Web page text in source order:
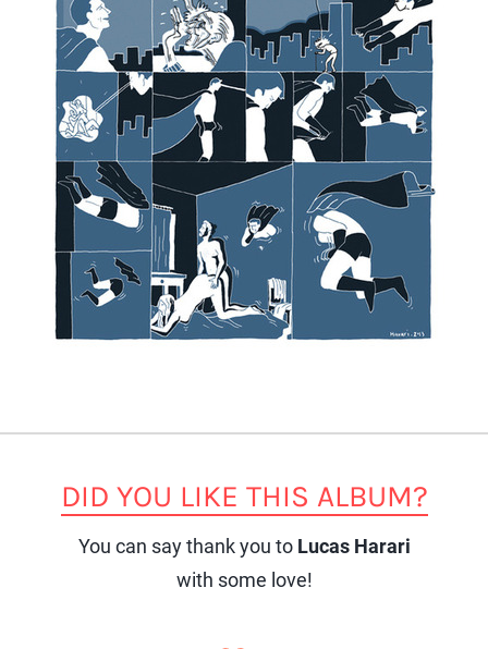
DID YOU LIKE THIS ALBUM?
You can say thank you to Lucas Harari
with some love!